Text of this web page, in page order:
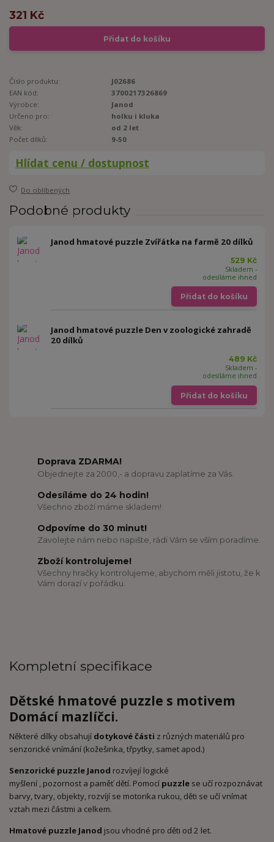
321 Kč
Přidat do košíku
Číslo produktu:
J02686
EAN kód:
3700217326869
Výrobce:
Janod
Určeno pro:
holku i kluka
Věk:
od 2 let
Počet dílků:
9-50
Hlídat cenu / dostupnost
Do oblíbených
Podobné produkty
Janod hmatové puzzle Zvířátka na farmě 20 dílků
529 Kč
Skladem -
odesíláme ihned
Přidat do košíku
Janod hmatové puzzle Den v zoologické zahradě
20 dílků
489 Kč
Skladem -
odesíláme ihned
Přidat do košíku
Doprava ZDARMA!
Objednejte za 2000,- a dopravu zaplatíme za Vás.
Odesíláme do 24 hodin!
Všechno zboží máme skladem!
Odpovíme do 30 minut!
Zavolejte nám nebo napište, rádi Vám se vším poradíme.
Zboží kontrolujeme!
Všechny hračky kontrolujeme, abychom měli jistotu, že k
Vám dorazí v pořádku.
Kompletní specifikace
Dětské hmatové puzzle s motivem
Domácí mazlíčci.
Některé dílky obsahují dotykové části z různých materiálů pro
senzorické vnímání (kožešinka, třpytky, samet apod.)
Senzorické puzzle Janod rozvíjejí logické
myšlení , pozornost a paměť dětí. Pomocí puzzle se učí rozpoznávat
barvy, tvary, objekty, rozvíjí se motorika rukou, děti se učí vnímat
vztah mezi částmi a celkem.
Hmatové puzzle Janod jsou vhodné pro děti od 2 let.